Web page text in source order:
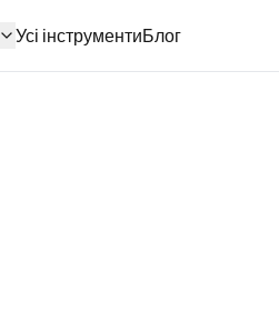
Усі інструментиБлог